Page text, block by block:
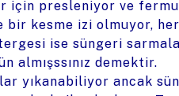
presleniyor ve
bir kesme izi olmuyor,
ise süngeri
almışssınız demektir.
yıkanabiliyor ancak